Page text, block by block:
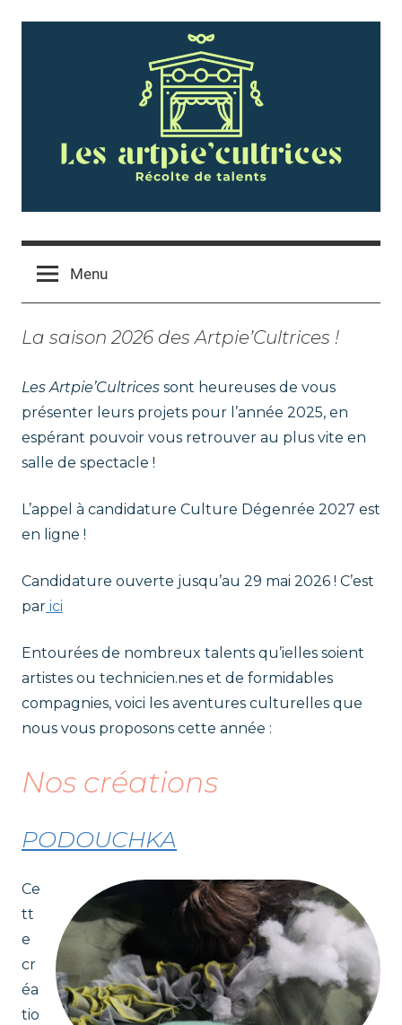
L
e
s
A
r
t
p
e
'
C
u
l
t
i
c
e
é
t
d
t
a
l
n
t
Menu
La saison 2026 des Artpie’Cultrices !
Les Artpie’Cultrices sont heureuses de vous
présenter leurs projets pour l’année 2025, en
espérant pouvoir vous retrouver au plus vite en
salle de spectacle !
L’appel à candidature Culture Dégenrée 2027 est
en ligne !
Candidature ouverte jusqu’au 29 mai 2026 ! C’est
par ici
Entourées de nombreux talents qu’ielles soient
artistes ou technicien.nes et de formidables
compagnies, voici les aventures culturelles que
nous vous proposons cette année :
Nos créations
PODOUCHKA
Ce
tt
e
cr
éa
tio